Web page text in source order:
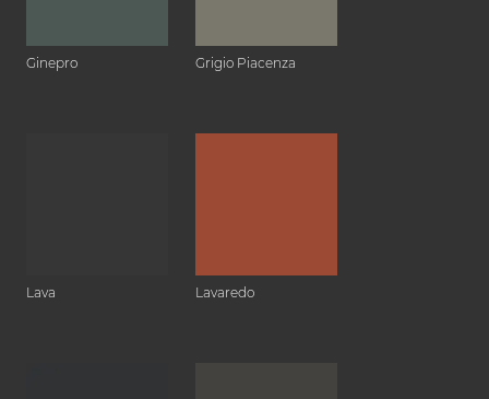
Ginepro Grigio Piacenza
Lava Lavaredo